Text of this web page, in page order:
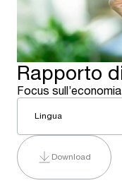
Rapporto
Focus
Lingua
Download